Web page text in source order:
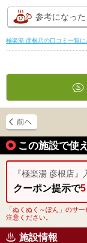
参考になった
極楽湯 彦根店の口コミ一覧に
この施設で使
『極楽湯 彦根店
クーポン提示で5
「ぬくぬく～ぽん」のサ
注意ください。
施設情報